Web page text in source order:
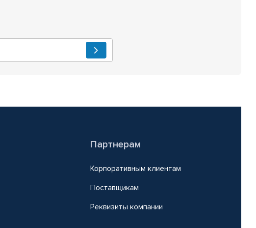
Партнерам
Корпоративным клиентам
Поставщикам
Реквизиты компании